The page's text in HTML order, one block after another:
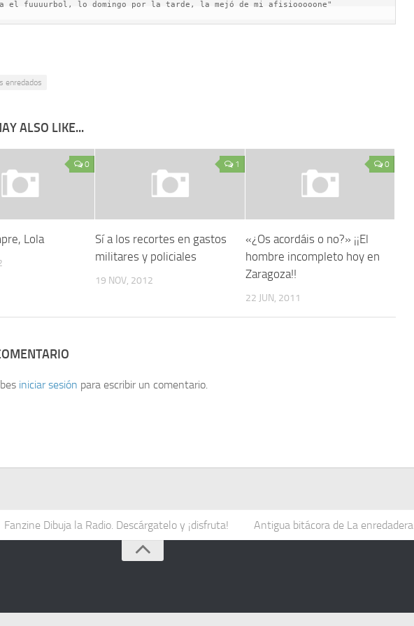
el fuuuurbol, lo domingo por la tarde, la mejó de mi afisiooooone"
enredados
ALSO LIKE...
0
Lola
1
Sí a los recortes en gastos
militares y policiales
19 NOV, 2012
0
«¿Os acordáis o no?» ¡¡El
hombre incompleto hoy en
Zaragoza!!
22 JUN, 2011
iniciar sesión para escribir un comentario.
Fanzine Dibuja la Radio. Descárgatelo y ¡disfruta! Antigua bitácora de La enredadera